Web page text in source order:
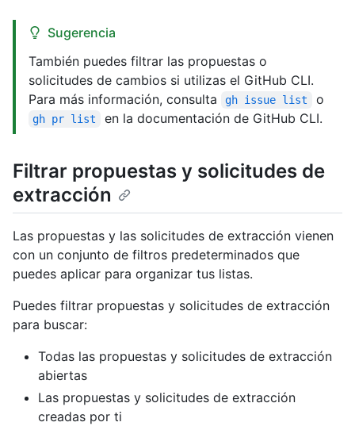
Sugerencia
También puedes filtrar las propuestas o
solicitudes de cambios si utilizas el GitHub CLI.
Para más información, consulta
gh issue list o
gh pr list en la documentación de GitHub CLI.
Filtrar propuestas y solicitudes de
extracción
Las propuestas y las solicitudes de extracción vienen
con un conjunto de filtros predeterminados que
puedes aplicar para organizar tus listas.
Puedes filtrar propuestas y solicitudes de extracción
para buscar:
Todas las propuestas y solicitudes de extracción
abiertas
Las propuestas y solicitudes de extracción
creadas por ti